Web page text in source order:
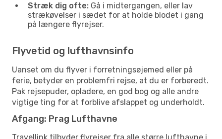
Stræk dig ofte: Gå i midtergangen, eller lav
strækøvelser i sædet for at holde blodet i gang
på længere flyrejser.
Flyvetid og lufthavnsinfo
Uanset om du flyver i forretningsøjemed eller på
ferie, betyder en problemfri rejse, at du er forberedt.
Pak rejsepuder, opladere, en god bog og alle andre
vigtige ting for at forblive afslappet og underholdt.
Afgang: Prag Lufthavne